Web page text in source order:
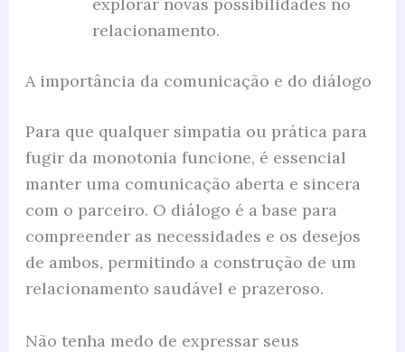
relacionamento.
A importância da comunicação e do diálogo
Para que qualquer simpatia ou prática para
fugir da monotonia funcione, é essencial
manter uma comunicação aberta e sincera
com o parceiro. O diálogo é a base para
compreender as necessidades e os desejos
de ambos, permitindo a construção de um
relacionamento saudável e prazeroso.
Não tenha medo de expressar seus